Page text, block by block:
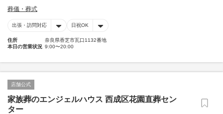
葬儀・葬式
出張・訪問対応 日祝OK
住所
奈良県香芝市瓦口1132番地
本日の営業状況 9:00〜20:00
店舗公式
家族葬のエンジェルハウス 西成区花園直葬セン
ター